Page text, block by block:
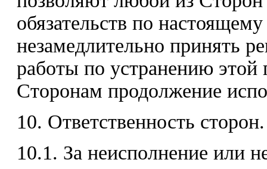
обязательств по
незамедлительно принять
работы по устранению
Сторонам продолжение
10. Ответственность сторон.
10.1. За неисполнение или